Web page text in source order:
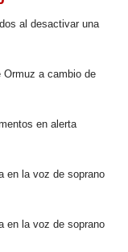
al desactivar una
Ormuz a cambio de
en alerta
en la voz de soprano
en la voz de soprano